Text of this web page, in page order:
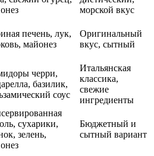
морской вкус
печень, лук,
майонез
Оригинальный
вкус, сытный
черри,
базилик,
соус
Итальянская
классика,
свежие
ингредиенты
сухарики,
зелень,
Бюджетный и
сытный вариант